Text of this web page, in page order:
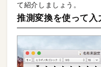
て紹介しましょう。
推測変換を使って入